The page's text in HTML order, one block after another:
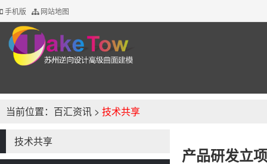
手机版 网站地图
当前位置： 百汇资讯 > 技术共享
技术共享
产品研发立